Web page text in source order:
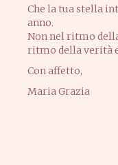
Che la tua stella
anno.
Non nel ritmo
ritmo della verità
Con affetto,
Maria Grazia